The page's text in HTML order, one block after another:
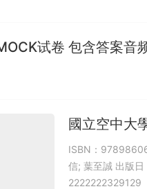
试卷 包含答案
國立空中大
ISBN：
信; 葉至誠 出版
2222222329129